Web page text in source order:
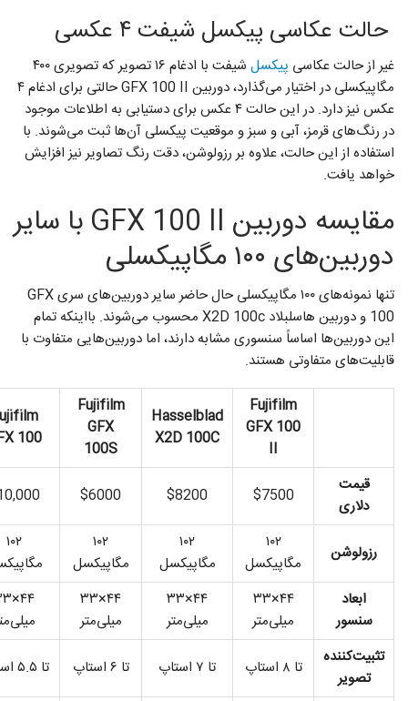
حالت عکاسی پیکسل شیفت ۴ عکسی
غیر از حالت عکاسی پیکسل
شیفت با ادغام ۱۶ تصویر که تصویری ۴۰۰
مگاپیکسلی در اختیار می‌گذارد، دوربین GFX 100 II حالتی برای ادغام ۴
عکس نیز دارد. در این حالت ۴ عکس برای دستیابی به اطلاعات موجود
در رنگ‌های قرمز، آبی و سبز و موقعیت پیکسلی آن‌ها ثبت می‌شوند. با
استفاده از این حالت، علاوه بر رزولوشن، دقت رنگ تصاویر نیز افزایش
خواهد یافت.
مقایسه دوربین GFX 100 II با سایر
دوربین‌های ۱۰۰ مگاپیکسلی
تنها نمونه‌های ۱۰۰ مگاپیکسلی حال حاضر سایر دوربین‌های سری GFX
100 و دوربین هاسلبلاد X2D 100c محسوب می‌شوند. بااینکه تمام
این دوربین‌ها اساساً سنسوری مشابه دارند، اما دوربین‌هایی متفاوت با
قابلیت‌های متفاوتی هستند.
Fujifilm
GFX 100
II
Hasselblad
X2D 100C
Fujifilm
GFX
100S
100
قیمت
دلاری
$7500
$8200
$6000
رزولوشن
۱۰۲
مگاپیکسل
۱۰۲
مگاپیکسل
۱۰۲
مگاپیکسل
۱۰۲
ابعاد
سنسور
۴۴×۳۳
میلی‌متر
۴۴×۳۳
میلی‌متر
۴۴×۳۳
میلی‌متر
تثبیت‌کننده
تصویر
تا ۸ استاپ تا ۷ استاپ تا ۶ استاپ تا ۵.۵ استاپ